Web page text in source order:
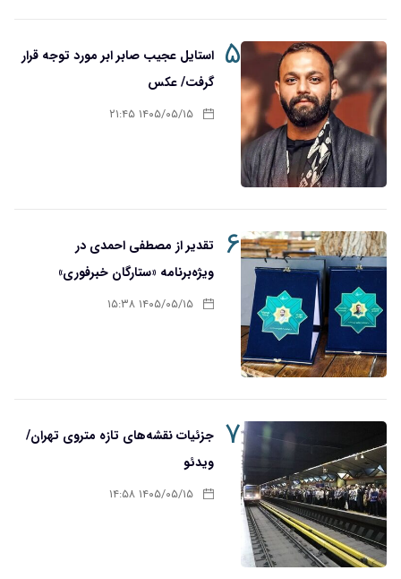
۵ استایل عجیب صابر ابر مورد توجه قرار
گرفت/ عکس
۱۴۰۵/۰۵/۱۵ ۲۱:۴۵
۶
تقدیر از مصطفی احمدی در
ویژه‌برنامه «ستارگان خبرفوری»
۱۴۰۵/۰۵/۱۵ ۱۵:۳۸
۷ جزئیات نقشه‌های تازه متروی تهران/
ویدئو
۱۴۰۵/۰۵/۱۵ ۱۴:۵۸